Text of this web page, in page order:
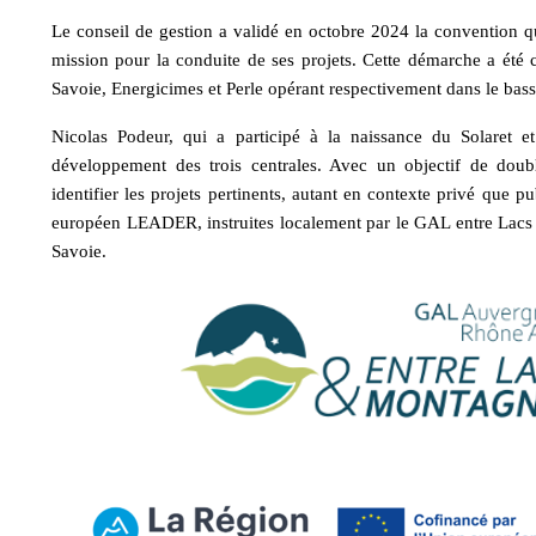
collective
d'Ariane
Le conseil de gestion a validé en octobre 2024 la convention
mission pour la conduite de ses projets. Cette démarche a
Savoie, Energicimes et Perle opérant respectivement dans le
Nicolas Podeur, qui a participé à la naissance du Solaret
développement des trois centrales. Avec un objectif de
identifier les projets pertinents, autant en contexte privé que
européen LEADER, instruites localement par le GAL entre
Savoie.